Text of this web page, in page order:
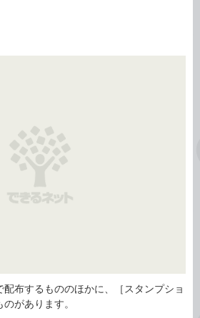
布するもののほかに、［スタンプショ
があります。